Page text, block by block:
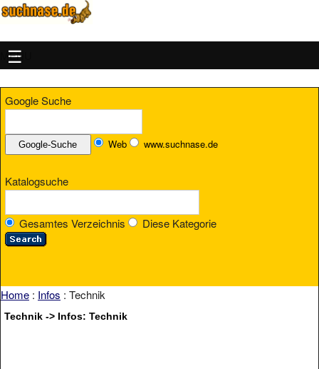
MENU
Google Suche
Web www.suchnase.de
Katalogsuche
Gesamtes Verzeichnis Diese Kategorie
Home : Infos : Technik
Technik -> Infos: Technik